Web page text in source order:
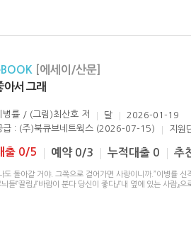
[에세이/산문]
아서 그래
병률 / (그림)최산호 저 달
2026-01-19
급 : (주)북큐브네트웍스 (2026-07-15)
지원
출 0/5 예약 0/3 누적대출 0 추
도 돌아갈 거야. 그쪽으로 걸어가면 사랑이니까.”이병률
들『끌림』『바람이 분다 당신이 좋다』『내 옆에 있는 사람』으